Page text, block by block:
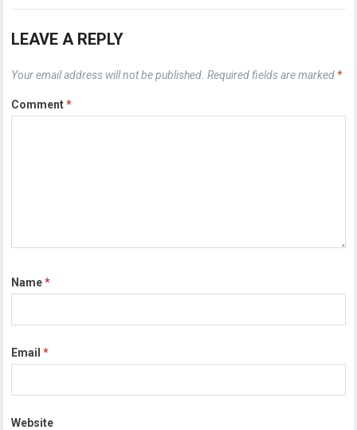
LEAVE A REPLY
Your email address will not be published. Required fields are marked *
Comment*
Name*
Email*
Website